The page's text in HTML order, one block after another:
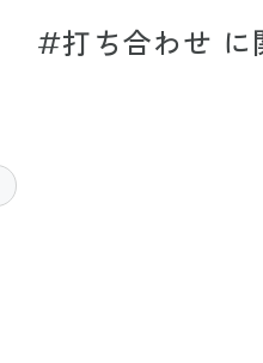
#打ち合わせ に